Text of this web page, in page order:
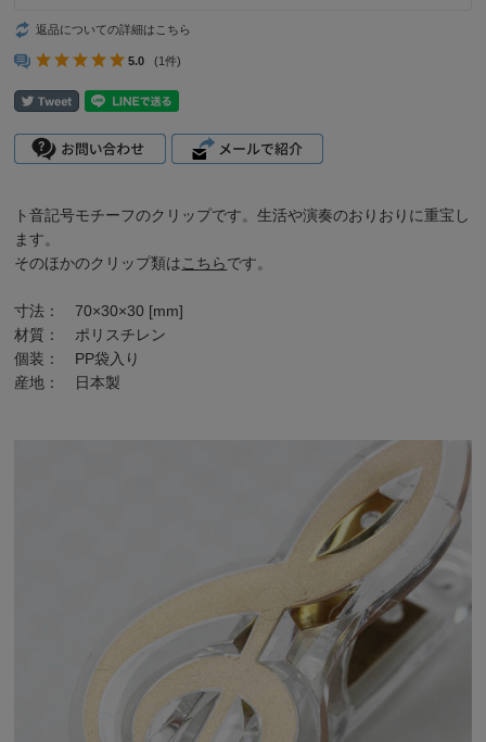
返品についての詳細はこちら
5.0 (1件)
ト音記号モチーフのクリップです。生活や演奏のおりおりに重宝し
ます。
そのほかのクリップ類はこちらです。
寸法： 70×30×30 [mm]
材質： ポリスチレン
個装： PP袋入り
産地： 日本製